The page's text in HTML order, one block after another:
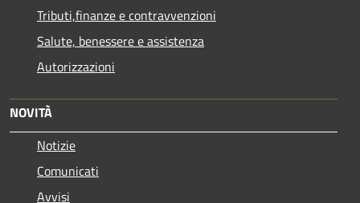
Tributi,finanze e contravvenzioni
Salute, benessere e assistenza
Autorizzazioni
NOVITÀ
Notizie
Comunicati
Avvisi